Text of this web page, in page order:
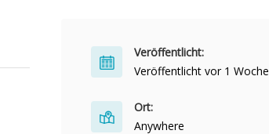
Veröffentlicht:
Veröffentlicht vor 1 Woche
Ort:
Anywhere